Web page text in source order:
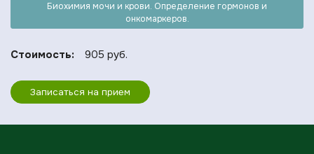
Биохимия мочи и крови. Определение гормонов и
онкомаркеров.
Стоимость: 905 руб.
Записаться на прием